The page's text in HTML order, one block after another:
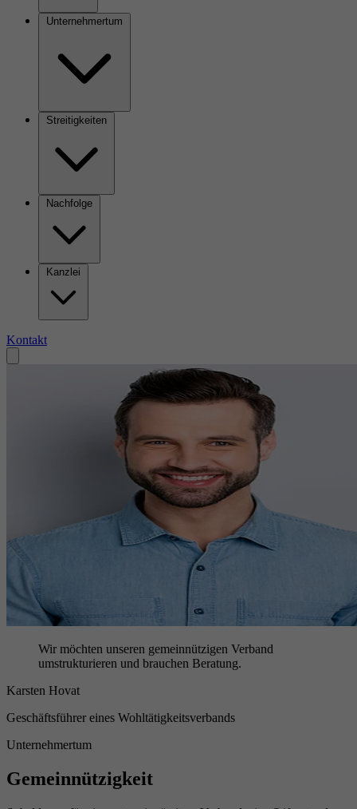
Unternehmertum
Streitigkeiten
Nachfolge
Kanzlei
Kontakt
Wir möchten unseren gemeinnützigen Verband
umstrukturieren und brauchen Beratung.
Karsten Hovat
Geschäftsführer eines Wohltätigkeitsverbands
Unternehmertum
Gemeinnützigkeit